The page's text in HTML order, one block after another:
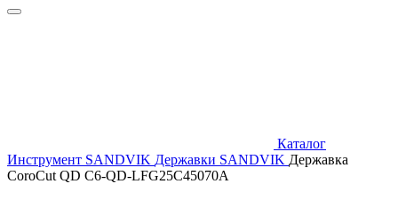
Каталог
Инструмент SANDVIK Державки SANDVIK Державка
CoroCut QD C6-QD-LFG25C45070A